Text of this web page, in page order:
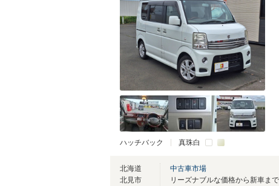
ハッチバック 真珠白
北海道
北見市
中古車市場